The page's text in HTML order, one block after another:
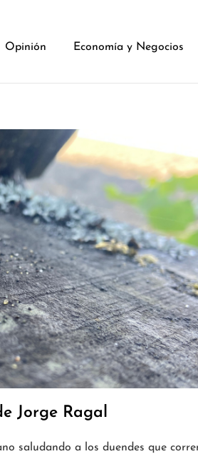
Opinión Economía y Negocios
Jorge Ragal
saludando a los duendes que